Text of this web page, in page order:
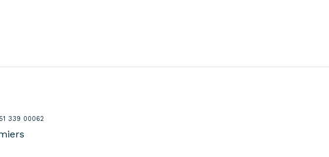
339 00062